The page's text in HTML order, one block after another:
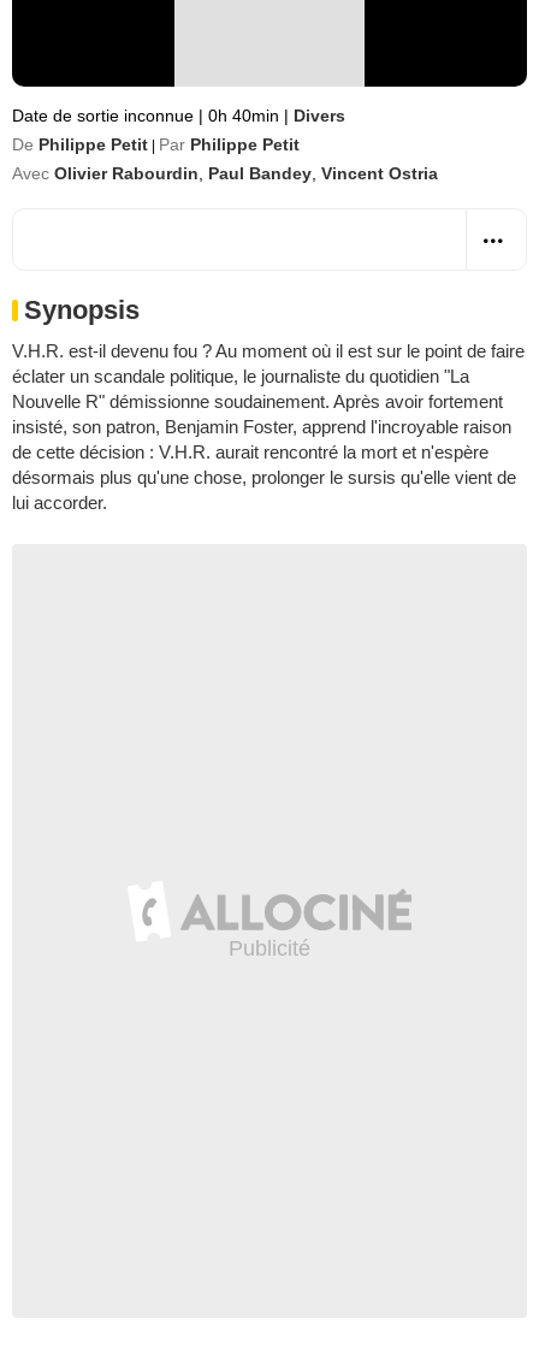
Date de sortie inconnue | 0h 40min | Divers
De Philippe Petit Par Philippe Petit
Avec Olivier Rabourdin Paul Bandey Vincent Ostria
Synopsis
V.H.R. est-il devenu fou ? Au moment où il est sur le point de faire
éclater un scandale politique, le journaliste du quotidien "La
Nouvelle R" démissionne soudainement. Après avoir fortement
insisté, son patron, Benjamin Foster, apprend l'incroyable raison
de cette décision : V.H.R. aurait rencontré la mort et n'espère
désormais plus qu'une chose, prolonger le sursis qu'elle vient de
lui accorder.